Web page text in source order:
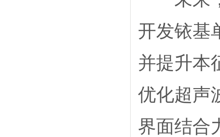
开发铱基
并提升本
优化超声
界面结合